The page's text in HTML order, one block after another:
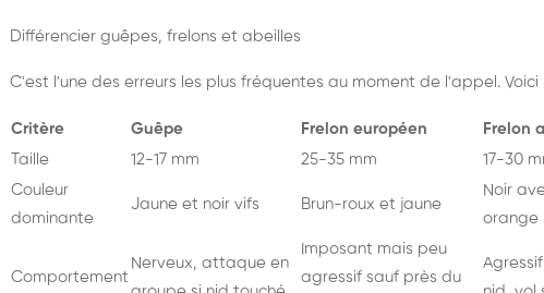
Différencier guêpes, frelons et abeilles
C'est l'une des erreurs les plus fréquentes au moment de l'appel.
Critère Guêpe Frelon européen Frelon
Taille
12-17 mm 25-35 mm 17-30
Couleur
dominante
Jaune et noir vifs Brun-roux et jaune
Noir
orange
Comportement
Nerveux, attaque en
Imposant mais peu
agressif sauf près du